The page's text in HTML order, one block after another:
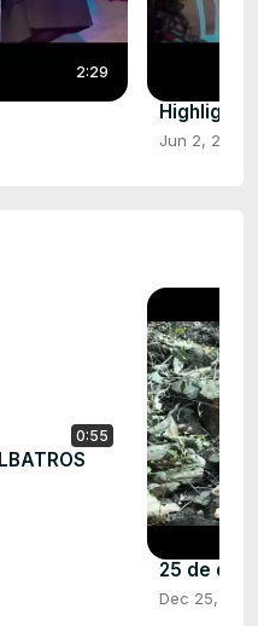
2:29
Highlights
Jun 2, 2023
0:55
25 de
Dec 25,